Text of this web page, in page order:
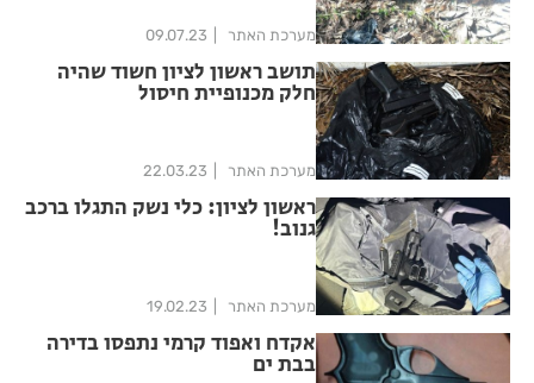
מערכת האתר 09.07.23
תושב ראשון לציון חשוד שהיה
חלק מכנופיית חיסול
מערכת האתר 22.03.23
ראשון לציון: כלי נשק התגלו ברכב
גנוב!
מערכת האתר 19.02.23
אקדח ואפוד קרמי נתפסו בדירה
בבת ים